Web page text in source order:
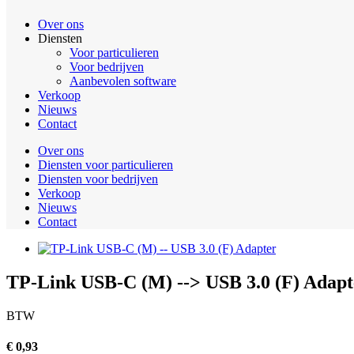
Over ons
Diensten
Voor particulieren
Voor bedrijven
Aanbevolen software
Verkoop
Nieuws
Contact
Over ons
Diensten voor particulieren
Diensten voor bedrijven
Verkoop
Nieuws
Contact
TP-Link USB-C (M) --> USB 3.0 (F)
BTW
€ 0,93